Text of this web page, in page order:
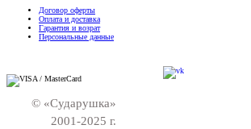
Договор оферты
Оплата и доставка
Гарантия и возрат
Персональные данные
© «Сударушка»
2001-2025 г.